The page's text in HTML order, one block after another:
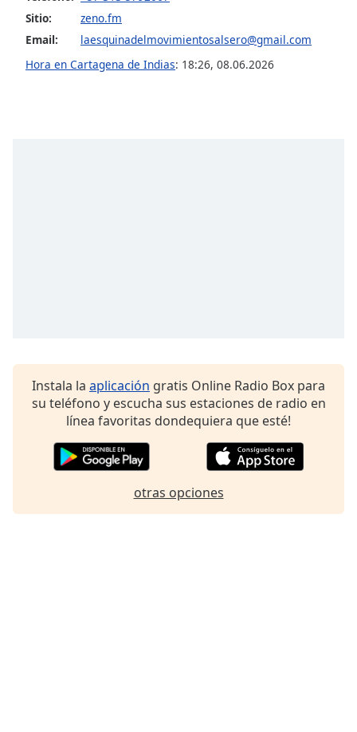
Font
Family
Sitio:
zeno.fm
Email:
laesquinadelmovimientosalsero@gmail.com
Hora en Cartagena de Indias: 18:26, 08.06.2026
Instala la aplicación gratis Online Radio Box para
su teléfono y escucha sus estaciones de radio en
línea favoritas dondequiera que esté!
otras opciones